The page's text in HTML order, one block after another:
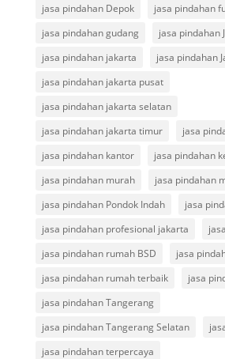
jasa pindahan Depok
jasa pindahan
jasa pindahan gudang
jasa pindahan
jasa pindahan jakarta
jasa pindahan
jasa pindahan jakarta pusat
jasa pindahan jakarta selatan
jasa pindahan jakarta timur
jasa
jasa pindahan kantor
jasa pindahan
jasa pindahan murah
jasa pindahan
jasa pindahan Pondok Indah
jasa
jasa pindahan profesional jakarta
jasa pindahan rumah BSD
jasa
jasa pindahan rumah terbaik
jasa
jasa pindahan Tangerang
jasa pindahan Tangerang Selatan
jasa pindahan terpercaya